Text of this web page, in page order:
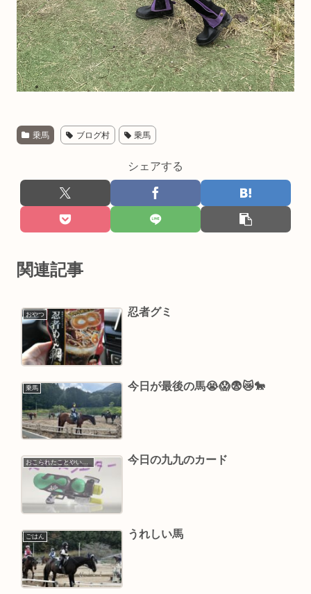
乗馬 ブログ村 乗馬
シェアする
関連記事
おやつ 忍者グミ
乗馬 今日が最後の馬😭😱😨😿🐎
おこられたことやいやだったこと 今日の九九のカード
ごはん うれしい馬